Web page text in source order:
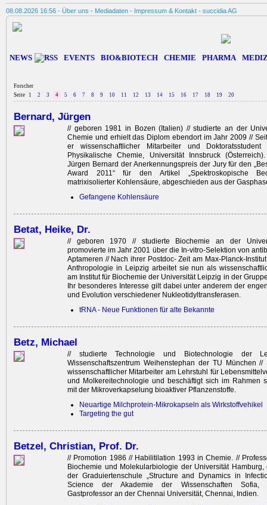
08.08.2026 16:56 - Über uns - Mediadaten - Impressum & Kontakt - succidia AG
NEWS EVENTS BIO&BIOTECH CHEMIE PHARMA
Forscher
Seite
1 2 3 4 5 6 7 8 9 10 11 12 13 14 15 16 17 18 19 20
Bernard, Jürgen
// geboren 1981 in Bozen (Italien) // studierte an der
Chemie und erhielt das Diplom ebendort im Jahr 2009 //
er wissenschaftlicher Mitarbeiter und
Physikalische Chemie, Universität Innsbruck
Jürgen Bernard der Anerkennungspreis der Jury für den
Award 2011“ für den Artikel „Spektroskopische
matrixisolierter Kohlensäure, abgeschieden aus der
Gefangene Kohlensäure
Betat, Heike, Dr.
// geboren 1970 // studierte Biochemie an der
promovierte im Jahr 2001 über die In-vitro-Selektion von
Aptameren // Nach ihrer Postdoc- Zeit am Max-Planck-
Anthropologie in Leipzig arbeitet sie nun als
am Institut für Biochemie der Universität Leipzig in der
Ihr besonderes Interesse gilt dabei unter anderem der
und Evolution verschiedener Nukleotidyltransferasen.
tRNA - Neue Funktionen für alte Bekannte
Betz, Michael
// studierte Technologie und Biotechnologie der
Wissenschaftszentrum Weihenstephan der TU München
wissenschaftlicher Mitarbeiter am Lehrstuhl für
und Molkereitechnologie und beschäftigt sich im Rahmen
mit der Mikroverkapselung bioaktiver Pflanzenstoffe.
Neuartige Milchprotein-Mikrokapseln als Wirkstoffvehikel
Targeting the gut
Betzel, Christian, Prof. Dr.
// Promotion 1986 // Habilitilation 1993 in Chemie. //
Biochemie und Molekularbiologie der Universität Hamburg,
der Graduiertenschule „Structure and Dynamics in
Science der Akademie der Wissenschaften Sofia,
Gastprofessor an der Chennai Universität, Chennai, Indien.